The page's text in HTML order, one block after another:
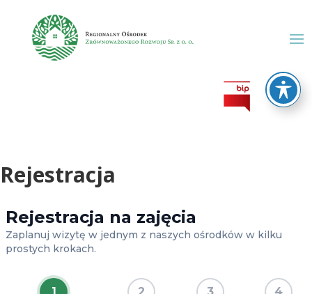
Rejestracja
Rejestracja na zajęcia
Zaplanuj wizytę w jednym z naszych ośrodków w kilku
prostych krokach.